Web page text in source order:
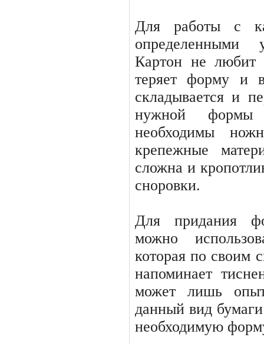
Для работы с
Картон не любит
теря­ет форму и
складывается и
нужной формы
необходимы
крепежные
сложна и
сноровки.
Для придания
можно
которая по своим
напоминает
может лишь
данный вид бумаги
необходимую